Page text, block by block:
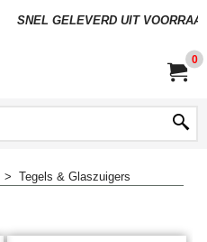
SNEL GELEVERD UIT
0
> Tegels & Glaszuigers